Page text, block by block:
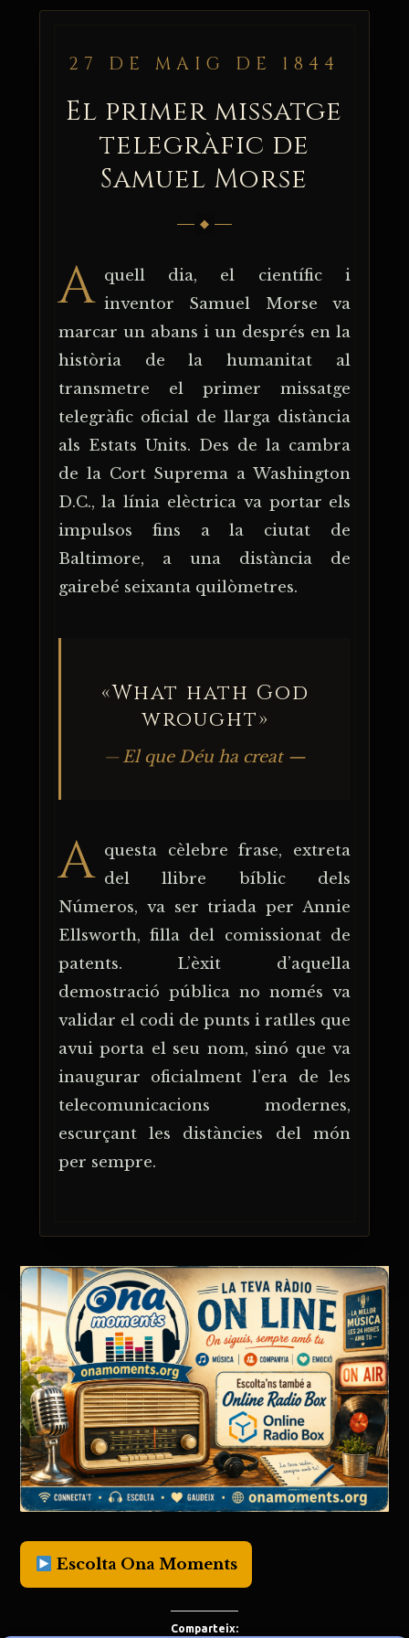
27 DE MAIG DE 1844
El primer missatge
telegràfic de
Samuel Morse
A quell dia, el científic i
inventor Samuel Morse va
marcar un abans i un després en la
història de la humanitat al
transmetre el primer missatge
telegràfic oficial de llarga distància
als Estats Units. Des de la cambra
de la Cort Suprema a Washington
D.C., la línia elèctrica va portar els
impulsos fins a la ciutat de
Baltimore, a una distància de
gairebé seixanta quilòmetres.
«What hath God
wrought»
— El que Déu ha creat —
A questa cèlebre frase, extreta
del llibre bíblic dels
Números, va ser triada per Annie
Ellsworth, filla del comissionat de
patents. L’èxit d’aquella
demostració pública no només va
validar el codi de punts i ratlles que
avui porta el seu nom, sinó que va
inaugurar oficialment l’era de les
telecomunicacions modernes,
escurçant les distàncies del món
per sempre.
Escolta Ona Moments
Comparteix: